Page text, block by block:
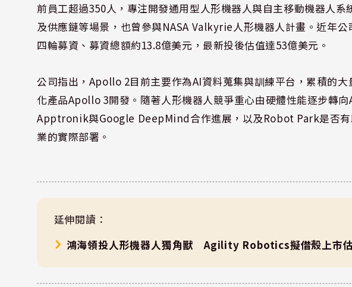
前員工超過350人，專注開發通用型人形機器人與自主移動機器人
及供應鏈等場景，也曾參與NASA Valkyrie人形機器人計畫。近年
四輪募資、募資總額約13.8億美元，最新投後估值達53億美元。
公司指出，Apollo 2目前主要作為AI資料蒐集與訓練平台，累積的
化產品Apollo 3開發。隨著人形機器人競爭重心由硬體性能逐步轉
Apptronik與Google DeepMind合作進展，以及Robot Park是否有
業的實際部署。
延伸閱讀：
鴻海領投人形機器人獨角獸 Agility Robotics擬借殼上市